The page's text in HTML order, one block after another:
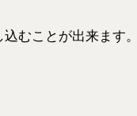
むことが出来ます。